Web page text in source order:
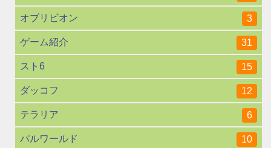
オブリビオン 3
ゲーム紹介 31
スト6 15
ダッコフ 12
テラリア 6
パルワールド 10